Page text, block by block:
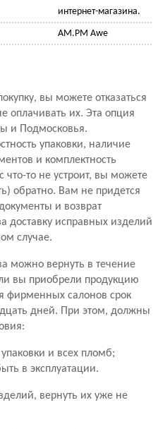
интернет-магазина.
AM.PM Awe
вы можете отказаться
оплачивать их. Эта опция
и Подмосковья.
упаковки, наличие
и комплектность
что-то не устроит, вы можете
обратно. Вам не придется
и возврат
доставку исправных изделий
случае.
можно вернуть в течение
вы приобрели продукцию
фирменных салонов срок
дней. При этом, должны
и всех пломб;
в эксплуатации.
вернуть их уже не